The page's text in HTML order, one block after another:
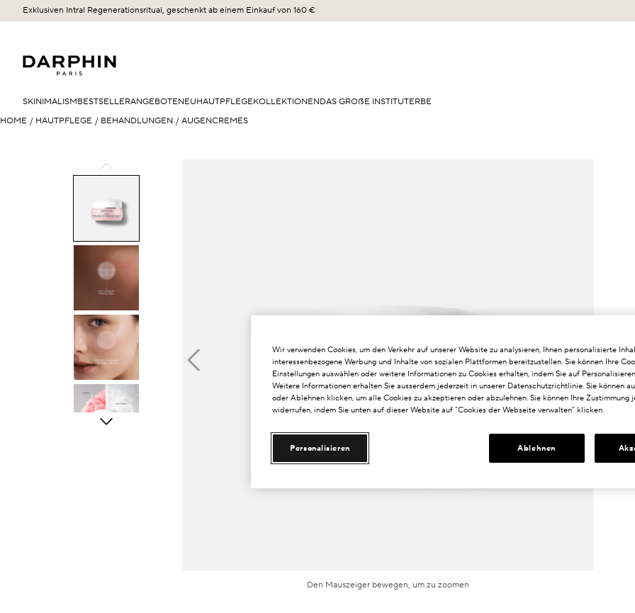
Exklusiven Intral Regenerationsritual, geschenkt ab einem Einkauf von 160 €
SKINIMALISMBESTSELLERANGEBOTENEUHAUTPFLEGEKOLLEKTIONENDAS GROẞE INSTITUTERBE
HOME / HAUTPFLEGE / BEHANDLUNGEN / AUGENCREMES
Den Mauszeiger bewegen, um zu zoomen
Wir verwenden Cookies, um den Verkehr auf unserer Website zu analysieren, Ihnen personalisierte
interessenbezogene Werbung und Inhalte von sozialen Plattformen bereitzustellen. Sie können Ihre
Einstellungen auswählen oder weitere Informationen zu Cookies erhalten, indem Sie auf
Weitere Informationen erhalten Sie ausserdem jederzeit in unserer Datenschutzrichtlinie. Sie können
oder Ablehnen klicken, um alle Cookies zu akzeptieren oder abzulehnen. Sie können Ihre Zustimmung
widerrufen, indem Sie unten auf dieser Website auf "Cookies der Webseite verwalten" klicken.
Personalisieren Ablehnen